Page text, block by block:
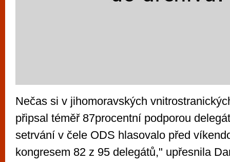
Nečas si v jihomoravských
připsal téměř 87procentní podporou
setrvání v čele ODS hlasovalo před
kongresem 82 z 95 delegátů," upřesnila